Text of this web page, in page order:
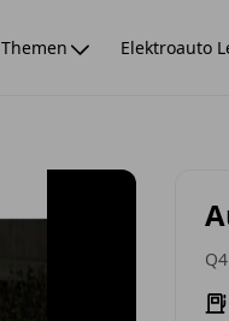
Themen Elektroauto